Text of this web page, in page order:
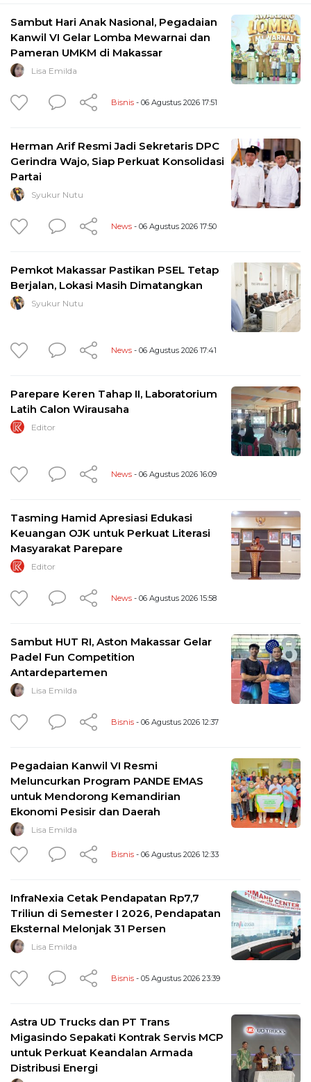
Sambut Hari Anak Nasional, Pegadaian
Kanwil VI Gelar Lomba Mewarnai dan
Pameran UMKM di Makassar
Lisa Emilda
Bisnis - 06 Agustus 2026 17:51
Herman Arif Resmi Jadi Sekretaris DPC
Gerindra Wajo, Siap Perkuat Konsolidasi
Partai
Syukur Nutu
News - 06 Agustus 2026 17:50
Pemkot Makassar Pastikan PSEL Tetap
Berjalan, Lokasi Masih Dimatangkan
Syukur Nutu
News - 06 Agustus 2026 17:41
Parepare Keren Tahap II, Laboratorium
Latih Calon Wirausaha
Editor
News - 06 Agustus 2026 16:09
Tasming Hamid Apresiasi Edukasi
Keuangan OJK untuk Perkuat Literasi
Masyarakat Parepare
Editor
News - 06 Agustus 2026 15:58
Sambut HUT RI, Aston Makassar Gelar
Padel Fun Competition
Antardepartemen
Lisa Emilda
Bisnis - 06 Agustus 2026 12:37
Pegadaian Kanwil VI Resmi
Meluncurkan Program PANDE EMAS
untuk Mendorong Kemandirian
Ekonomi Pesisir dan Daerah
Lisa Emilda
Bisnis - 06 Agustus 2026 12:33
InfraNexia Cetak Pendapatan Rp7,7
Triliun di Semester I 2026, Pendapatan
Eksternal Melonjak 31 Persen
Lisa Emilda
Bisnis - 05 Agustus 2026 23:39
Astra UD Trucks dan PT Trans
Migasindo Sepakati Kontrak Servis MCP
untuk Perkuat Keandalan Armada
Distribusi Energi